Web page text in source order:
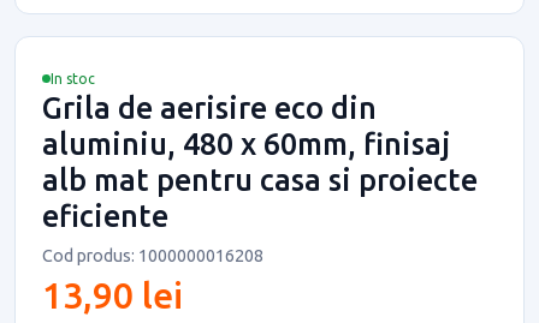
In stoc
Grila de aerisire eco din
aluminiu, 480 x 60mm, finisaj
alb mat pentru casa si proiecte
eficiente
Cod produs: 1000000016208
13,90 lei